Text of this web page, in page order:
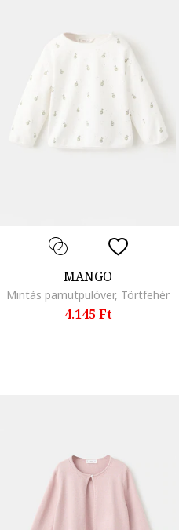
MANGO
Mintás pamutpulóver, Törtfehér
4.145 Ft